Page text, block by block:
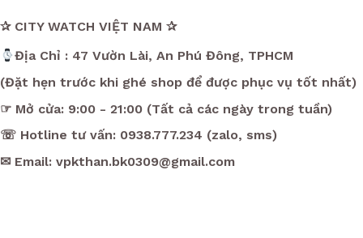
✰ CITY WATCH VIỆT NAM ✰
Địa Chỉ : 47 Vườn Lài, An Phú Đông, TPHCM
(Đặt hẹn trước khi ghé shop để được phục vụ tốt nhất)
☞ Mở cửa: 9:00 - 21:00 (Tất cả các ngày trong tuần)
☏ Hotline tư vấn: 0938.777.234 (zalo, sms)
✉ Email: vpkthan.bk0309@gmail.com